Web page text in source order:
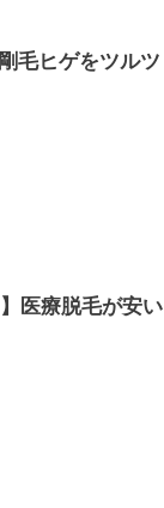
毛ヒゲをツルツ
医療脱毛が安い